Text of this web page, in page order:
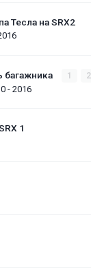
Тесла на SRX2
багажника 1 2
- 2016
1